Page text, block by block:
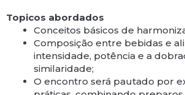
Topicos abordados
Conceitos básicos de
Composição entre bebidas e
intensidade, potência e a
similaridade;
O encontro será pautado por